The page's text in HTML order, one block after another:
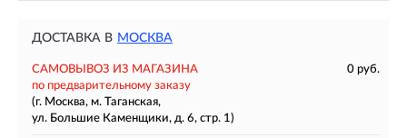
ДОСТАВКА В МОСКВА
САМОВЫВОЗ ИЗ МАГАЗИНА
0 руб.
по предварительному заказу
(г. Москва, м. Таганская,
ул. Большие Каменщики, д. 6, стр. 1)